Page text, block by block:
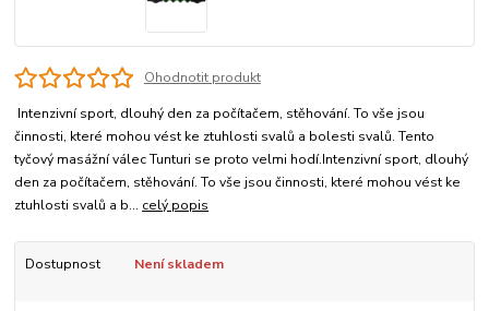
Ohodnotit produkt
Intenzivní sport, dlouhý den za počítačem, stěhování. To vše jsou
činnosti, které mohou vést ke ztuhlosti svalů a bolesti svalů. Tento
tyčový masážní válec Tunturi se proto velmi hodí.Intenzivní sport, dlouhý
den za počítačem, stěhování. To vše jsou činnosti, které mohou vést ke
ztuhlosti svalů a b... celý popis
Dostupnost Není skladem